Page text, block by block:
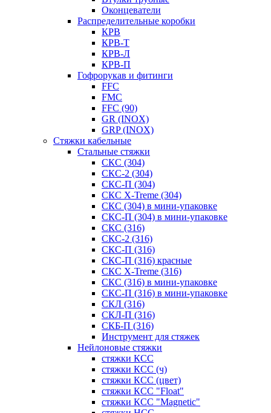
Оконцеватели
Распределительные коробки
КРВ
КРВ-Т
КРВ-Л
КРВ-П
Гофрорукав и фитинги
FFC
FMC
FFC (90)
GR (INOX)
GRP (INOX)
Cтяжки кабельные
Стальные стяжки
СКС (304)
СКС-2 (304)
СКС-П (304)
СКС X-Treme (304)
СКС (304) в мини-упаковке
СКС-П (304) в мини-упаковке
СКС (316)
СКС-2 (316)
СКС-П (316)
СКС-П (316) красные
СКС X-Treme (316)
СКС (316) в мини-упаковке
СКС-П (316) в мини-упаковке
СКЛ (316)
СКЛ-П (316)
СКБ-П (316)
Инструмент для стяжек
Нейлоновые стяжки
стяжки КСС
стяжки КСС (ч)
стяжки КСС (цвет)
стяжки КСС "Float"
стяжки КСС "Magnetic"